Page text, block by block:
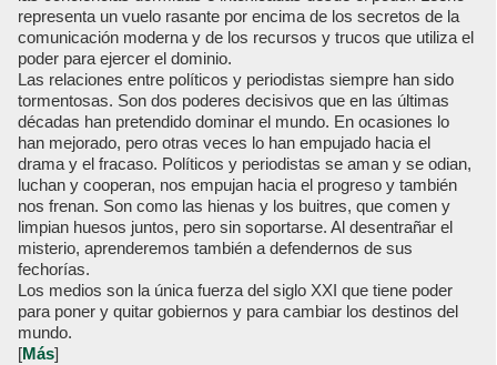
representa un vuelo rasante por encima de los secretos de la
comunicación moderna y de los recursos y trucos que utiliza el
poder para ejercer el dominio.
Las relaciones entre políticos y periodistas siempre han sido
tormentosas. Son dos poderes decisivos que en las últimas
décadas han pretendido dominar el mundo. En ocasiones lo
han mejorado, pero otras veces lo han empujado hacia el
drama y el fracaso. Políticos y periodistas se aman y se odian,
luchan y cooperan, nos empujan hacia el progreso y también
nos frenan. Son como las hienas y los buitres, que comen y
limpian huesos juntos, pero sin soportarse. Al desentrañar el
misterio, aprenderemos también a defendernos de sus
fechorías.
Los medios son la única fuerza del siglo XXI que tiene poder
para poner y quitar gobiernos y para cambiar los destinos del
mundo.
[Más]